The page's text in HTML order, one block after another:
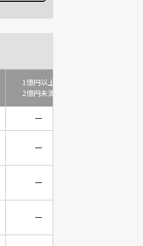
1億円以上
2億円未満
－
－
－
－